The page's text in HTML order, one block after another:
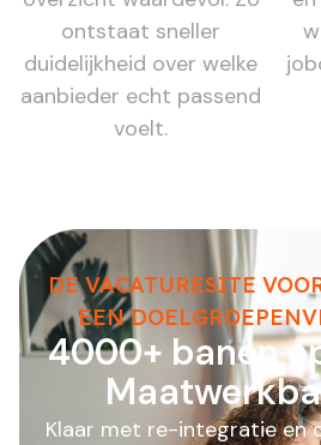
ontstaat sneller
duidelijkheid over welke
aanbieder echt passend
voelt.
DE VACATURESITE
EEN
4000+ banen
Klaar met re-integratie en